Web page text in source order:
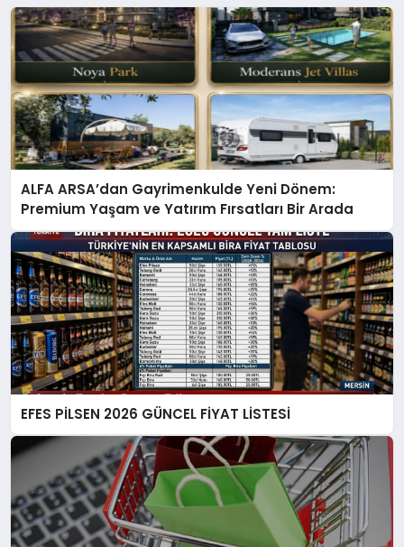
ALFA ARSA’dan Gayrimenkulde Yeni Dönem:
Premium Yaşam ve Yatırım Fırsatları Bir Arada
EFES PİLSEN 2026 GÜNCEL FİYAT LİSTESİ